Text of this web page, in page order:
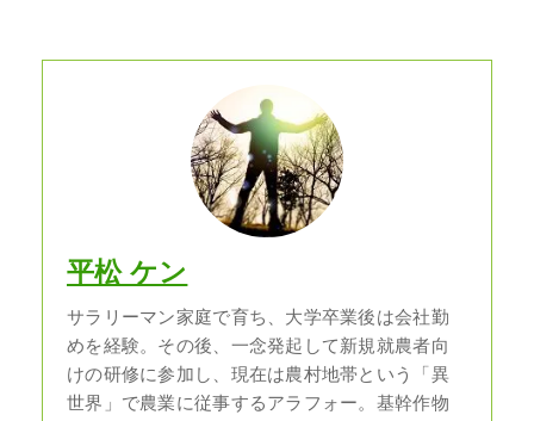
平松 ケン
サラリーマン家庭で育ち、大学卒業後は会社勤
めを経験。その後、一念発起して新規就農者向
けの研修に参加し、現在は農村地帯という「異
世界」で農業に従事するアラフォー。基幹作物